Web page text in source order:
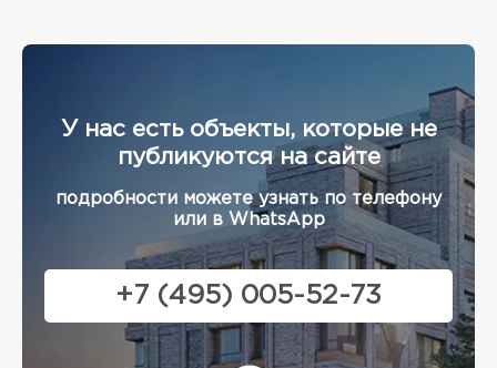
У нас есть объекты, которые не
публикуются на сайте
подробности можете узнать по телефону
или в WhatsApp
+7 (495) 005-52-73